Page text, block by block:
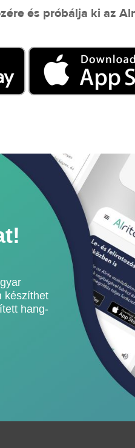
és próbálja ki az
készíthet
hang-